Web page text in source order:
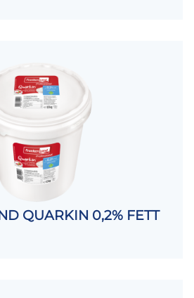
QUARKIN 0,2% FETT